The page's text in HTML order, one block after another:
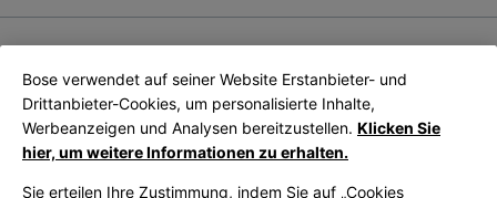
Bose App
Bose Connect
App
Bose verwendet auf seiner Website Erstanbieter- und
Drittanbieter-Cookies, um personalisierte Inhalte,
Werbeanzeigen und Analysen bereitzustellen. Klicken Sie
hier, um weitere Informationen zu erhalten.
Sie erteilen Ihre Zustimmung, indem Sie auf „Cookies